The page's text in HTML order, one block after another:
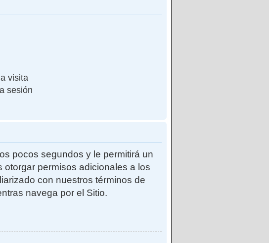
visita
sesión
pocos segundos y le permitirá un
permisos adicionales a los
con nuestros términos de
navega por el Sitio.